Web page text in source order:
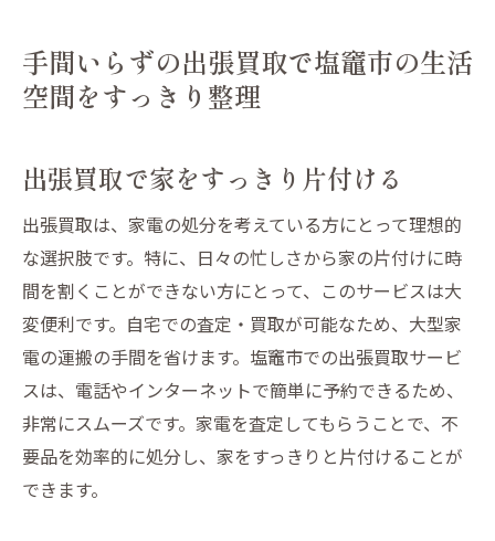
手間いらずの出張買取で塩竈市の生活
空間をすっきり整理
出張買取で家をすっきり片付ける
出張買取は、家電の処分を考えている方にとって理想的
な選択肢です。特に、日々の忙しさから家の片付けに時
間を割くことができない方にとって、このサービスは大
変便利です。自宅での査定・買取が可能なため、大型家
電の運搬の手間を省けます。塩竈市での出張買取サービ
スは、電話やインターネットで簡単に予約できるため、
非常にスムーズです。家電を査定してもらうことで、不
要品を効率的に処分し、家をすっきりと片付けることが
できます。